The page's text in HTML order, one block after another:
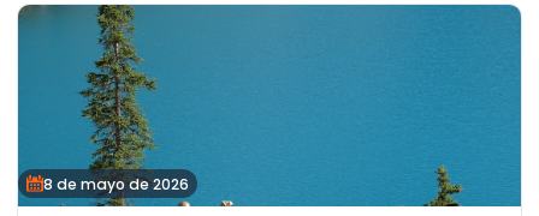
8 de mayo de 2026